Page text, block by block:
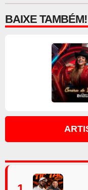
BAIXE TAMBÉM!